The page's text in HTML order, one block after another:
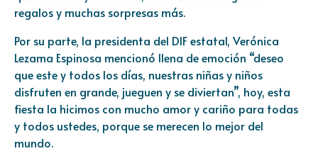
regalos y muchas sorpresas más.
Por su parte, la presidenta del DIF estatal, Verónica
Lezama Espinosa mencionó llena de emoción “deseo
que este y todos los días, nuestras niñas y niños
disfruten en grande, jueguen y se diviertan”, hoy, esta
fiesta la hicimos con mucho amor y cariño para todas
y todos ustedes, porque se merecen lo mejor del
mundo.